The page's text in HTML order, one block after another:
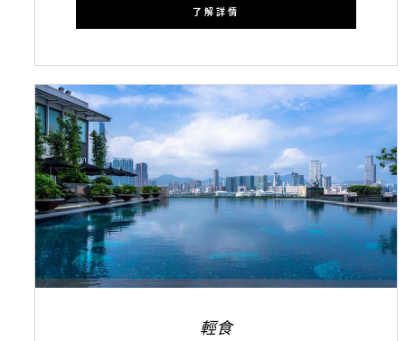
了解詳情
輕食